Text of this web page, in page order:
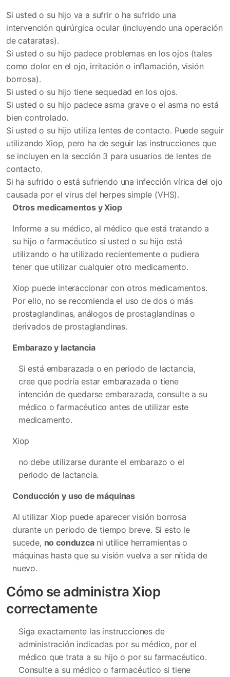
Si usted o su hijo va a sufrir o ha sufrido una
intervención quirúrgica ocular (incluyendo una operación
de cataratas).
Si usted o su hijo padece problemas en los ojos (tales
como dolor en el ojo, irritación o inflamación, visión
borrosa).
Si usted o su hijo tiene sequedad en los ojos.
Si usted o su hijo padece asma grave o el asma no está
bien controlado.
Si usted o su hijo utiliza lentes de contacto. Puede seguir
utilizando Xiop, pero ha de seguir las instrucciones que
se incluyen en la sección 3 para usuarios de lentes de
contacto.
Si ha sufrido o está sufriendo una infección vírica del ojo
causada por el virus del herpes simple (VHS).
Otros medicamentos y Xiop
Informe a su médico, al médico que está tratando a
su hijo o farmacéutico si usted o su hijo está
utilizando o ha utilizado recientemente o pudiera
tener que utilizar cualquier otro medicamento.
Xiop puede interaccionar con otros medicamentos.
Por ello, no se recomienda el uso de dos o más
prostaglandinas, análogos de prostaglandinas o
derivados de prostaglandinas.
Embarazo y lactancia
Si está embarazada o en periodo de lactancia,
cree que podría estar embarazada o tiene
intención de quedarse embarazada, consulte a su
médico o farmacéutico antes de utilizar este
medicamento.
Xiop
no debe utilizarse durante el embarazo o el
periodo de lactancia.
Conducción y uso de máquinas
Al utilizar Xiop puede aparecer visión borrosa
durante un periodo de tiempo breve. Si esto le
sucede, no conduzcani utilice herramientas o
máquinas hasta que su visión vuelva a ser nítida de
nuevo.
Cómo se administra Xiop
correctamente
Siga exactamente las instrucciones de
administración indicadas por su médico, por el
médico que trata a su hijo o por su farmacéutico.
Consulte a su médico o farmacéutico si tiene